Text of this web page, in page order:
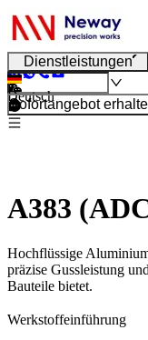
Dienstleistungen
Deutsch
Sofortangebot
A383
Hochflüssige
präzise Gussleistung
Bauteile bietet.
Werkstoffeinführung